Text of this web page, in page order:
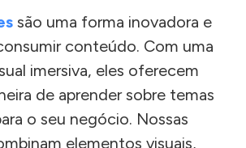
são uma forma inovadora e
conteúdo. Com uma
imersiva, eles oferecem
de aprender sobre temas
o seu negócio. Nossas
elementos visuais,